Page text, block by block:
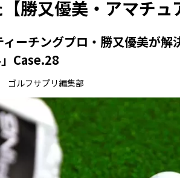
勝又優美・アマチュ
ーチングプロ・勝又優美が
Case.28
ゴルフサプリ編集部